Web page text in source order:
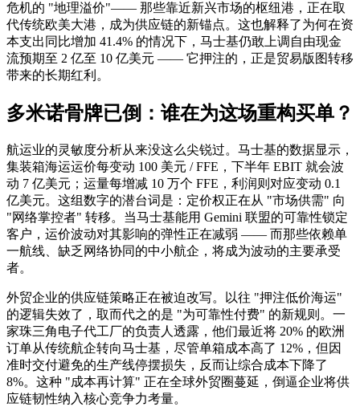
危机的 "地理溢价"—— 那些靠近新兴市场的枢纽港，正在取
代传统欧美大港，成为供应链的新锚点。这也解释了为何在资
本支出同比增加 41.4% 的情况下，马士基仍敢上调自由现金
流预期至 2 亿至 10 亿美元 —— 它押注的，正是贸易版图转移
带来的长期红利。
多米诺骨牌已倒：谁在为这场重构买单？
航运业的灵敏度分析从来没这么尖锐过。马士基的数据显示，
集装箱海运运价每变动 100 美元 / FFE，下半年 EBIT 就会波
动 7 亿美元；运量每增减 10 万个 FFE，利润则对应变动 0.1
亿美元。这组数字的潜台词是：定价权正在从 "市场供需" 向
"网络掌控者" 转移。当马士基能用 Gemini 联盟的可靠性锁定
客户，运价波动对其影响的弹性正在减弱 —— 而那些依赖单
一航线、缺乏网络协同的中小航企，将成为波动的主要承受
者。
外贸企业的供应链策略正在被迫改写。以往 "押注低价海运"
的逻辑失效了，取而代之的是 "为可靠性付费" 的新规则。一
家珠三角电子代工厂的负责人透露，他们最近将 20% 的欧洲
订单从传统航企转向马士基，尽管单箱成本高了 12%，但因
准时交付避免的生产线停摆损失，反而让综合成本下降了
8%。这种 "成本再计算" 正在全球外贸圈蔓延，倒逼企业将供
应链韧性纳入核心竞争力考量。